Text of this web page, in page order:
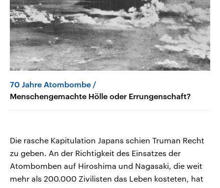
70 Jahre Atombombe
Menschengemachte Hölle oder Errungenschaft?
Die rasche Kapitulation Japans schien Truman Recht
zu geben. An der Richtigkeit des Einsatzes der
Atombomben auf Hiroshima und Nagasaki, die weit
mehr als 200.000 Zivilisten das Leben kosteten, hat